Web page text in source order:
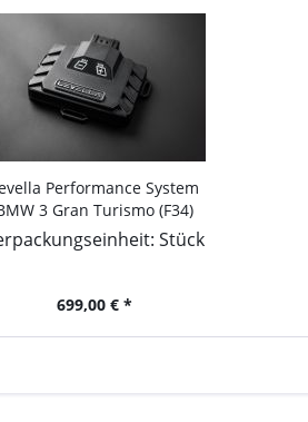
Performance System
3 Gran Turismo (F34)
2012-... 320 d xDrive,
190PS/140kW, 1995ccm
Stück
699,00 € *